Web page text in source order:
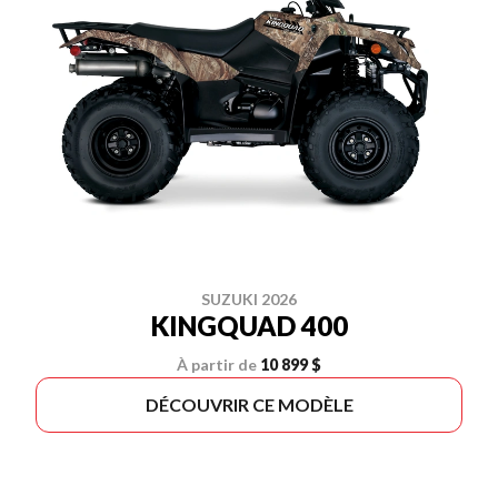
SUZUKI 2026
KINGQUAD 400
À partir de 10 899 $
DÉCOUVRIR CE MODÈLE